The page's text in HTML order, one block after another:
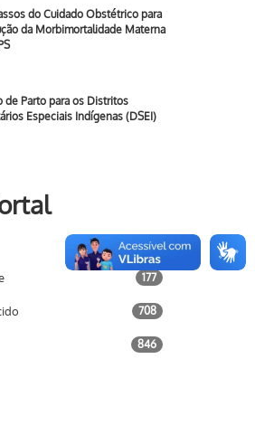
do Cuidado Obstétrico para
da Morbimortalidade Materna
de Parto para os Distritos
Especiais Indígenas (DSEI)
733
177
708
846